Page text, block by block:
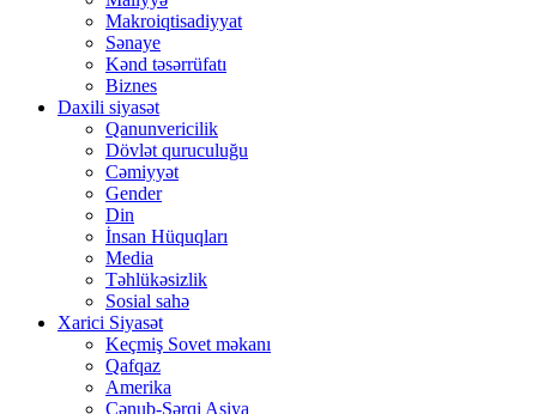
Makroiqtisadiyyat
Sənaye
Kənd təsərrüfatı
Biznes
Daxili siyasət
Qanunvericilik
Dövlət quruculuğu
Cəmiyyət
Gender
Din
İnsan Hüquqları
Media
Təhlükəsizlik
Sosial sahə
Xarici Siyasət
Keçmiş Sovet məkanı
Qafqaz
Amerika
Cənub-Şərqi Asiya